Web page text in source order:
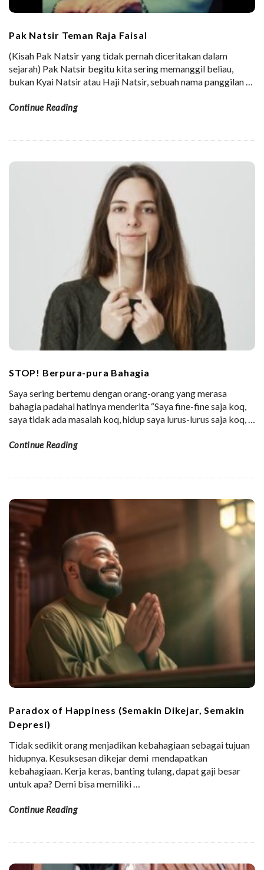
Pak Natsir Teman Raja Faisal
(Kisah Pak Natsir yang tidak pernah diceritakan dalam
sejarah) Pak Natsir begitu kita sering memanggil beliau,
bukan Kyai Natsir atau Haji Natsir, sebuah nama panggilan…
Continue Reading
STOP! Berpura-pura Bahagia
Saya sering bertemu dengan orang-orang yang merasa
bahagia padahal hatinya menderita “Saya fine-fine saja koq,
saya tidak ada masalah koq, hidup saya lurus-lurus saja koq,
Continue Reading
Paradox of Happiness (Semakin Dikejar, Semakin
Depresi)
Tidak sedikit orang menjadikan kebahagiaan sebagai tujuan
hidupnya. Kesuksesan dikejar demi mendapatkan
kebahagiaan. Kerja keras, banting tulang, dapat gaji besar
untuk apa? Demi bisa memiliki
Continue Reading